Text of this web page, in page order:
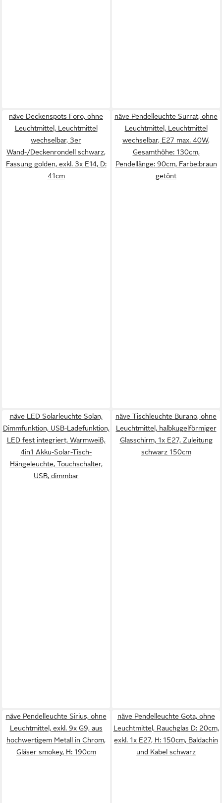
näve Deckenspots Foro, ohne
Leuchtmittel, Leuchtmittel
wechselbar, 3er
Wand-/Deckenrondell schwarz,
Fassung golden, exkl. 3x E14, D:
41cm
näve Pendelleuchte Surrat, ohne
Leuchtmittel, Leuchtmittel
wechselbar, E27 max. 40W,
Gesamthöhe: 130cm,
Pendellänge: 90cm, Farbe:braun
getönt
näve LED Solarleuchte Solan,
Dimmfunktion, USB-Ladefunktion,
LED fest integriert, Warmweiß,
4in1 Akku-Solar-Tisch-
Hängeleuchte, Touchschalter,
USB, dimmbar
näve Tischleuchte Burano, ohne
Leuchtmittel, halbkugelförmiger
Glasschirm, 1x E27, Zuleitung
schwarz 150cm
näve Pendelleuchte Sirius, ohne
Leuchtmittel, exkl. 9x G9, aus
hochwertigem Metall in Chrom,
Gläser smokey, H: 190cm
näve Pendelleuchte Gota, ohne
Leuchtmittel, Rauchglas D: 20cm,
exkl. 1x E27, H: 150cm, Baldachin
und Kabel schwarz